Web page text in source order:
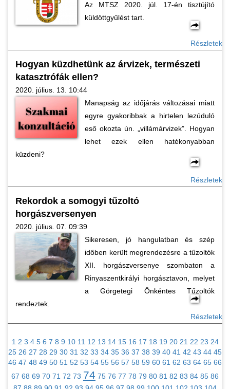
Az MTSZ 2020. júl. 17-én tisztújító
küldöttgyűlést tart.
Részletek
Hogyan küzdhetünk az árvizek, természeti
katasztrófák ellen?
2020. július. 13. 10:44
Manapság az időjárás változásai miatt
egyre gyakoribbak a hirtelen lezúduló
eső okozta ún. „villámárvizek”. Hogyan
lehet ezek ellen hatékonyabban
küzdeni?
Részletek
Rekordok a somogyi tűzoltó
horgászversenyen
2020. július. 07. 09:39
Sikeresen, jó hangulatban és szép
időben került megrendezésre a tűzoltók
XII. horgászversenye szombaton a
Rinyaszentkirályi horgásztavon, melyet
a Görgetegi Önkéntes Tűzoltók
rendeztek.
Részletek
1 2 3 4 5 6 7 8 9 10 11 12 13 14 15 16 17 18 19 20 21 22 23 24
25 26 27 28 29 30 31 32 33 34 35 36 37 38 39 40 41 42 43 44 45
46 47 48 49 50 51 52 53 54 55 56 57 58 59 60 61 62 63 64 65 66
67 68 69 70 71 72 73 74 75 76 77 78 79 80 81 82 83 84 85 86